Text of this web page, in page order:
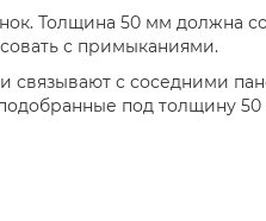
Толщина 50 мм должна
с примыканиями.
связывают с соседними
под толщину